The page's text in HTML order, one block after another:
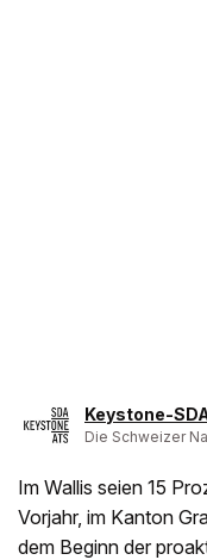
Keystone-
Die Schweizer
Im Wallis seien 15
Vorjahr, im Kanton
dem Beginn der